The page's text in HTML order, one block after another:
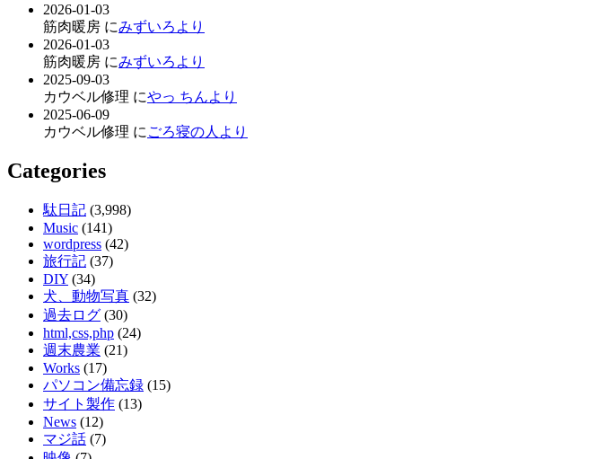
2026-01-03
筋肉暖房 にみずいろより
2026-01-03
筋肉暖房 にみずいろより
2025-09-03
カウベル修理 にやっ ちんより
2025-06-09
カウベル修理 に ごろ寝の人より
Categories
駄日記 (3,998)
Music (141)
wordpress (42)
旅行記 (37)
DIY (34)
犬、動物写真 (32)
過去ログ (30)
html,css,php (24)
週末農業 (21)
Works (17)
パソコン備忘録 (15)
サイト製作 (13)
News (12)
マジ話 (7)